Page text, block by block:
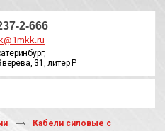
2-666
31, литер Р
Кабели силовые с